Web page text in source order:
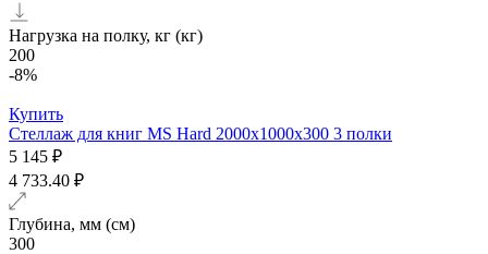
Нагрузка на полку, кг (кг)
200
-8%
Купить
Стеллаж для книг MS Hard 2000х1000x300 3 полки
5 145 ₽
4 733.40 ₽
Глубина, мм (см)
300